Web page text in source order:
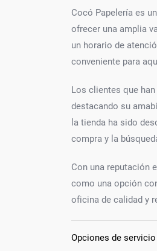
Cocó Papelería es
ofrecer una amplia
un horario de
conveniente para
Los clientes que
destacando su
la tienda ha sido
compra y la
Con una reputación
como una opción
oficina de calidad y
Opciones de servicio